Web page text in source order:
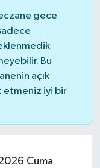
gece
Bu
açık
etmeniz iyi bir
Cuma